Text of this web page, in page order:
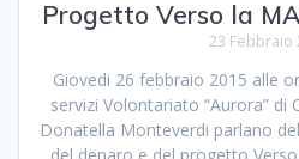
Progetto Verso la
23 Febbraio
Giovedi 26 febbraio 2015 alle
servizi Volontariato “Aurora” di
Donatella Monteverdi parlano